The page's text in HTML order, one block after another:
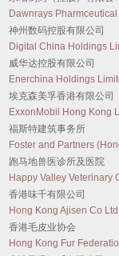
Dawnrays
神州数码控股有限公司
Digital China Holdings
威华达控股有限公司
Enerchina Holdings
埃克森美孚香港有限公司
ExxonMobil Hong Kong
福斯特建筑事务所
Foster and Partners
跑马地兽医诊所及医院
Happy Valley Veterinary
香港味千有限公司
Hong Kong Ajisen Co Ltd
香港毛皮业协会
Hong Kong Fur